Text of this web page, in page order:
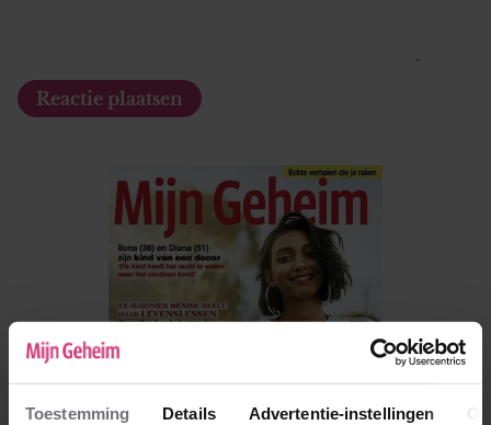
Toestemming Details Advertentie-instellingen